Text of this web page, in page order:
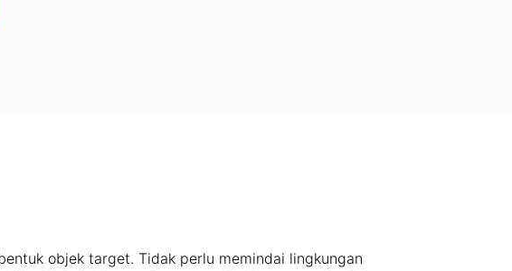
objek target. Tidak perlu memindai lingkungan